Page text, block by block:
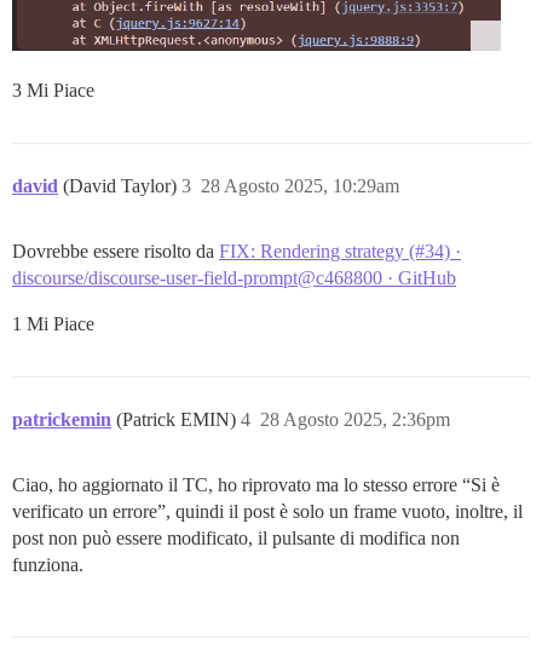
3 Mi Piace
david (David Taylor) 28 Agosto 2025, 10:29am
3
Dovrebbe essere risolto da FIX: Rendering strategy (#34) ·
discourse/discourse-user-field-prompt@c468800 · GitHub
1 Mi Piace
patrickemin (Patrick EMIN) 28 Agosto 2025, 2:36pm
4
Ciao, ho aggiornato il TC, ho riprovato ma lo stesso errore “Si è
verificato un errore”, quindi il post è solo un frame vuoto, inoltre, il
post non può essere modificato, il pulsante di modifica non
funziona.